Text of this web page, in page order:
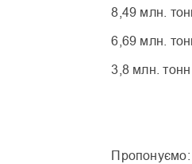
8,49 млн.
6,69 млн.
3,8 млн.
Пропонуємо: